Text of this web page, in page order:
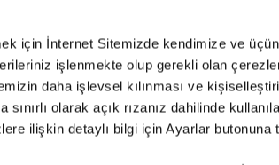
için İnternet Sitemizde kendimize ve
işlenmekte olup gerekli olan
daha işlevsel kılınması ve
sınırlı olarak açık rızanız dahilinde
ilişkin detaylı bilgi için Ayarlar butonuna
Copyright © 2026 Tüm hakları